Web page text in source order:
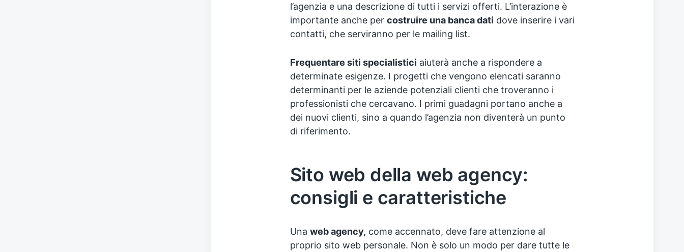
l’agenzia e una descrizione di tutti i servizi offerti. L’interazione è
importante anche per costruire una banca dati dove inserire i vari
contatti, che serviranno per le mailing list.
Frequentare siti specialistici aiuterà anche a rispondere a
determinate esigenze. I progetti che vengono elencati saranno
determinanti per le aziende potenziali clienti che troveranno i
professionisti che cercavano. I primi guadagni portano anche a
dei nuovi clienti, sino a quando l’agenzia non diventerà un punto
di riferimento.
Sito web della web agency:
consigli e caratteristiche
Una web agency, come accennato, deve fare attenzione al
proprio sito web personale. Non è solo un modo per dare tutte le